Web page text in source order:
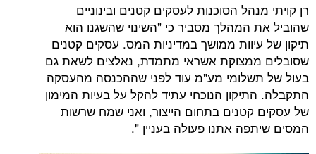
הסוכנות לעסקים קטנים ובינוניים
המהלך מסביר כי "השינוי שהשגנו הוא
ממושך במדיניות המס. עסקים קטנים
אשראי מתמדת, נאלצים לשאת גם
מע"מ עוד לפני שההכנסה מהעסקה
הנוכחי עתיד להקל על בעיות המימון
בתחום הייצור, ואני שמח שרשות
אתנו פעולה בעניין ".